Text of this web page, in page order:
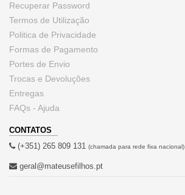
Recuperar Password
Termos de Utilização
Politica de Privacidade
Formas de Pagamento
Portes de Envio
Trocas e Devoluções
Entregas
FAQs - Ajuda
CONTATOS
(+351) 265 809 131 (chamada para rede fixa nacional)
geral@mateusefilhos.pt